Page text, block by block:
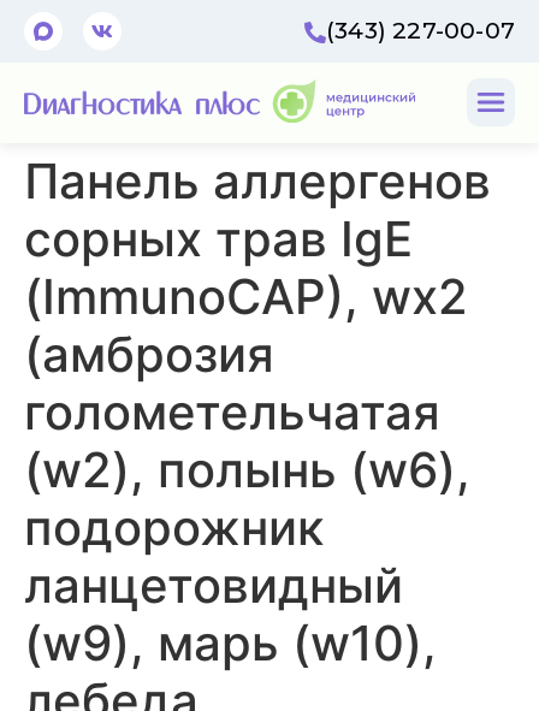
(343) 227-00-07
Панель аллергенов
сорных трав IgE
(ImmunoCAP), wx2
(амброзия
голометельчатая
(w2), полынь (w6),
подорожник
ланцетовидный
(w9), марь (w10),